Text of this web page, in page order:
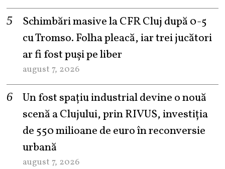
Schimbări masive la CFR Cluj după 0-5
cu Tromso. Folha pleacă, iar trei jucători
ar fi fost puși pe liber
august 7, 2026
Un fost spațiu industrial devine o nouă
scenă a Clujului, prin RIVUS, investiția
de 550 milioane de euro în reconversie
urbană
august 7, 2026